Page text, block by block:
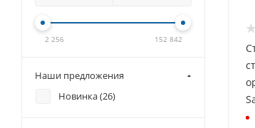
2 256 152 842
Наши предложения
Новинка (26)